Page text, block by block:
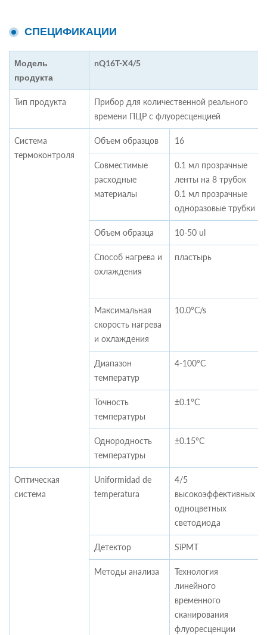
СПЕЦИФИКАЦИИ
Модель
продукта
nQ16T-X4/5
Тип продукта
Прибор для количественной реального
времени ПЦР с флуоресценцией
Система
термоконтроля
Объем образцов 16
Совместимые
расходные
материалы
0.1 мл прозрачные
ленты на 8 трубок
0.1 мл прозрачные
одноразовые трубки
Объем образца 10-50 ul
Способ нагрева и
охлаждения
пластырь
Максимальная
скорость нагрева
и охлаждения
10.0°C/s
Диапазон
температур
4-100°C
Точность
температуры
±0.1°C
Однородность
температуры
±0.15°C
Оптическая
система
Uniformidad de
temperatura
4/5
высокоэффективных
одноцветных
светодиода
Детектор SiPMT
Методы анализа
Технология
линейного
временного
сканирования
флуоресценции